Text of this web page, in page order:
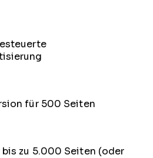
für 500 Seiten
zu 5.000 Seiten (oder